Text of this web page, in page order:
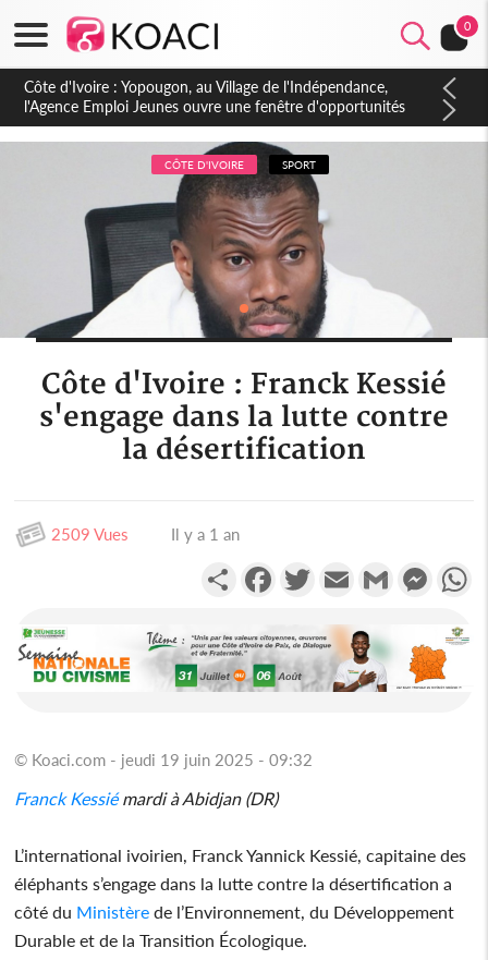
0
Côte d'Ivoire : CHU de Treichville, après la fronde, les agents
contractuels obtiennent un accord avec la direction sur les
arriérés du SMIG 2023
CÔTE D'IVOIRE SPORT
Côte d'Ivoire : Franck Kessié
s'engage dans la lutte contre
la désertification
2509 Vues Il y a 1 an
PartagerFacebookTwitterEmail Gmail
© Koaci.com - jeudi 19 juin 2025 - 09:32
Franck Kessiémardi à Abidjan (DR)
L’international ivoirien, Franck Yannick Kessié, capitaine des
éléphants s’engage dans la lutte contre la désertification a
côté du Ministère de l’Environnement, du Développement
Durable et de la Transition Écologique.